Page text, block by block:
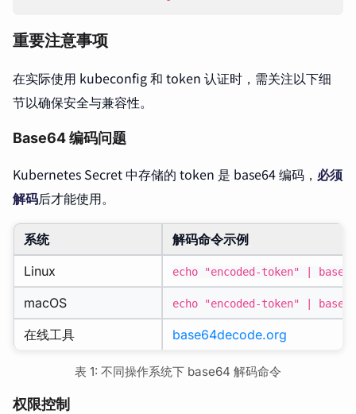
重要注意事项
在实际使用 kubeconfig 和 token 认证时，需关注以下细
节以确保安全与兼容性。
Base64 编码问题
Kubernetes Secret 中存储的 token 是 base64 编码， 必须
解码后才能使用。
系统
解码命令示例
Linux
echo "encoded-token" |
macOS echo "encoded-token" |
在线工具 base64decode.org
表 1: 不同操作系统下 base64 解码命令
权限控制